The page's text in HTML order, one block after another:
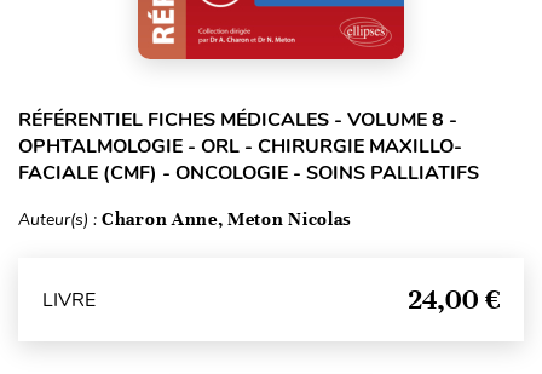
RÉFÉRENTIEL FICHES MÉDICALES - VOLUME 8 -
OPHTALMOLOGIE - ORL - CHIRURGIE MAXILLO-
FACIALE (CMF) - ONCOLOGIE - SOINS PALLIATIFS
Auteur(s) : Charon Anne, Meton Nicolas
LIVRE 24,00 €